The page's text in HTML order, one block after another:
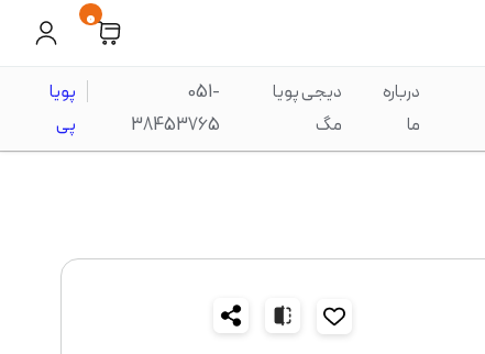
0
درباره
ما
دیجی پویا
مگ
051-
38453765
پویا
پی